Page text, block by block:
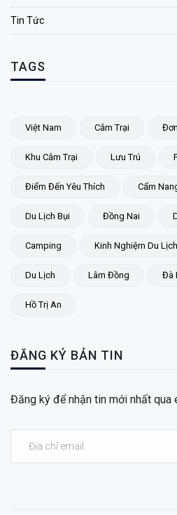
Tin Tức
TAGS
Việt Nam Cắm Trại
Khu Cắm Trại Lưu Trú
Điểm Đến Yêu Thích Cẩm
Du Lịch Bụi Đồng Nai
Camping Kinh Nghiệm Du Lịch
Du Lịch Lâm Đồng Đà
Hồ Trị An
ĐĂNG KÝ BẢN TIN
Đăng ký để nhận tin mới nhất qua